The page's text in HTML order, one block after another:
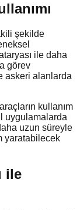
şekilde
ile daha
görev
askeri alanlarda
kullanım
uygulamalarda
daha uzun süreyle
yaratabilecek
ile